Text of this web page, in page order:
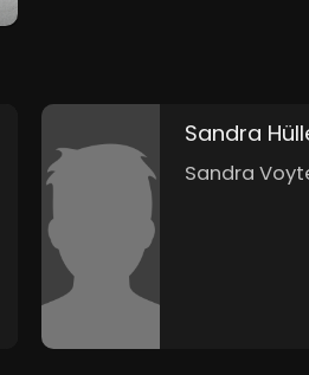
Sandra
Sandra